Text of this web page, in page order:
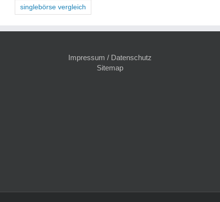
singlebörse vergleich
Impressum / Datenschutz
Sitemap